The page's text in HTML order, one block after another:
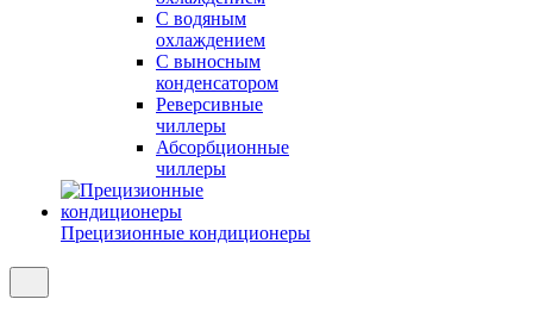
С водяным
охлаждением
С выносным
конденсатором
Реверсивные
чиллеры
Абсорбционные
чиллеры
Прецизионные кондиционеры